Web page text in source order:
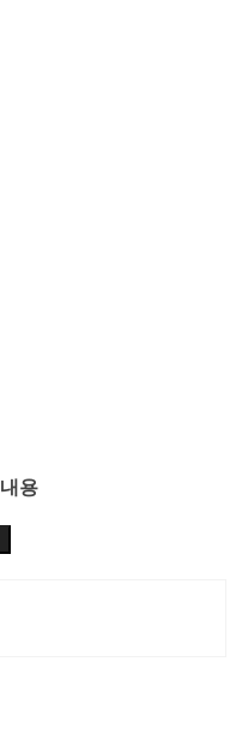
내용